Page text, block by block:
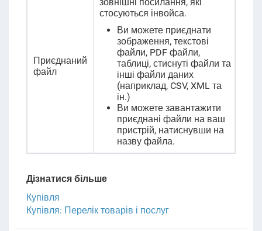
Приєднаний
файл
стосуються інвойса.
Ви можете приєднати
зображення, текстові
файли, PDF файли,
таблиці, стиснуті файли та
інші файли даних
(наприклад, CSV, XML та
ін.)
Ви можете завантажити
приєднані файли на ваш
пристрій, натиснувши на
назву файла.
Дізнатися більше
Купівля
Купівля: Перелік товарів і послуг